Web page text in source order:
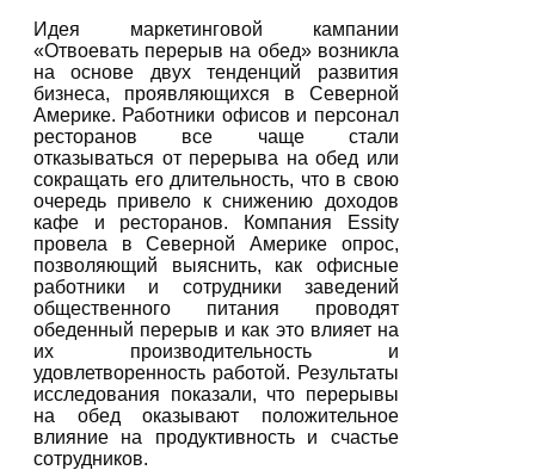
Идея маркетинговой кампании
«Отвоевать перерыв на обед» возникла
на основе двух тенденций развития
бизнеса, проявляющихся в Северной
Америке. Работники офисов и персонал
ресторанов все чаще стали
отказываться от перерыва на обед или
сокращать его длительность, что в свою
очередь привело к снижению доходов
кафе и ресторанов. Компания Essity
провела в Северной Америке опрос,
позволяющий выяснить, как офисные
работники и сотрудники заведений
общественного питания проводят
обеденный перерыв и как это влияет на
их производительность и
удовлетворенность работой. Результаты
исследования показали, что перерывы
на обед оказывают положительное
влияние на продуктивность и счастье
сотрудников.